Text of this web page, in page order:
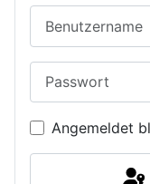
Angemeldet